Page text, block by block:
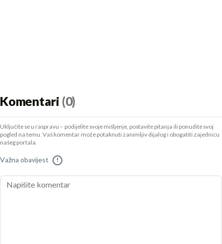
Komentari (0)
Uključite se u raspravu – podijelite svoje mišljenje, postavite pitanja ili ponudite svoj
pogled na temu. Vaš komentar može potaknuti zanimljiv dijalog i obogatiti zajednicu
našeg portala.
Važna obavijest !